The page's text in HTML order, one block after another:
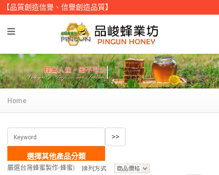
質創造信譽、信譽創造品質】
Home
選擇其他產品分類
嚴選台灣蜂蜜製作-蜂蜜蛋